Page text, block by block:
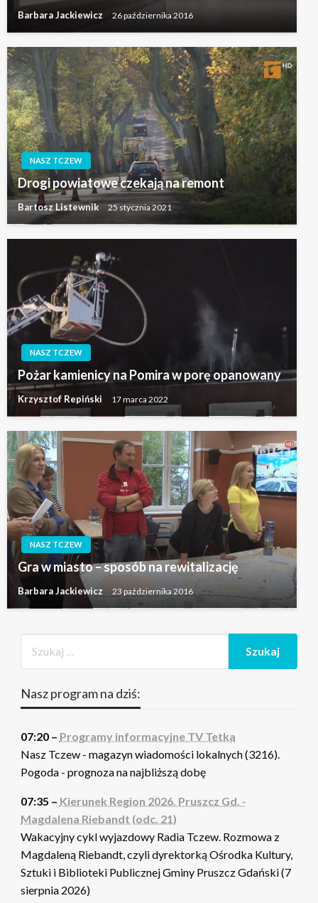
Barbara Jackiewicz 26 października 2016
NASZ TCZEW
Drogi powiatowe czekają na remont
Bartosz Listewnik 25 stycznia 2021
NASZ TCZEW
Pożar kamienicy na Pomira w porę opanowany
Krzysztof Repiński 17 marca 2022
NASZ TCZEW
Gra w miasto – sposób na rewitalizację
Barbara Jackiewicz 23 października 2016
Nasz program na dziś:
07:20 – Programy informacyjne TV Tetka
Nasz Tczew - magazyn wiadomości lokalnych (3216).
Pogoda - prognoza na najbliższą dobę
07:35 – Kierunek Region 2026. Pruszcz Gd. -
Magdalena Riebandt (odc. 21)
Wakacyjny cykl wyjazdowy Radia Tczew. Rozmowa z
Magdaleną Riebandt, czyli dyrektorką Ośrodka Kultury,
Sztuki i Biblioteki Publicznej Gminy Pruszcz Gdański (7
sierpnia 2026)